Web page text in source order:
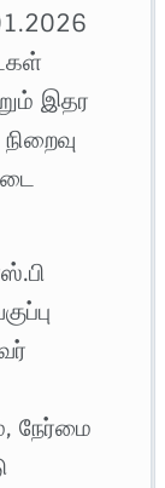
இதர
நேர்மை